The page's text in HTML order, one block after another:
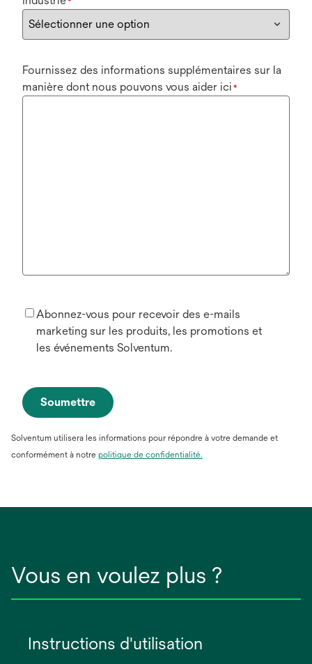
Fournissez des informations supplémentaires sur la
manière dont nous pouvons vous aider ici *
Abonnez-vous pour recevoir des e-mails
marketing sur les produits, les promotions et
les événements Solventum.
Soumettre
Solventum utilisera les informations pour répondre à votre demande et
conformément à notre politique de confidentialité.
Vous en voulez plus ?
Instructions d'utilisation